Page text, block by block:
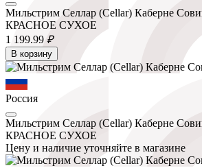
Мильстрим Селлар (Cellar) Каберне
КРАСНОЕ СУХОЕ
1 199.99 ₽
В корзину
Россия
Мильстрим Селлар (Cellar) Каберне
КРАСНОЕ СУХОЕ
Цену и наличие уточняйте в магазине